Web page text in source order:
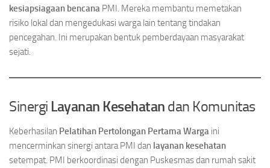
kesiapsiagaan bencana PMI. Mereka membantu memetakan
risiko lokal dan mengedukasi warga lain tentang tindakan
pencegahan. Ini merupakan bentuk pemberdayaan masyarakat
sejati.
Sinergi Layanan Kesehatan dan Komunitas
Keberhasilan Pelatihan Pertolongan Pertama Warga ini
mencerminkan sinergi antara PMI dan layanan kesehatan
setempat. PMI berkoordinasi dengan Puskesmas dan rumah sakit